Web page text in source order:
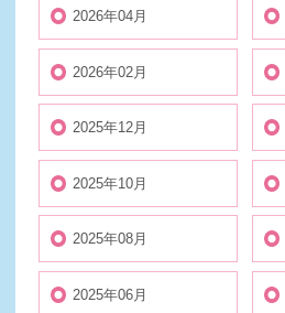
2026年04月
2026年02月
2025年12月
2025年10月
2025年08月
2025年06月